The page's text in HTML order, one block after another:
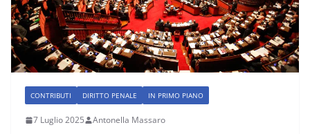
CONTRIBUTI DIRITTO PENALE IN PRIMO PIANO
7 Luglio 2025 Antonella Massaro